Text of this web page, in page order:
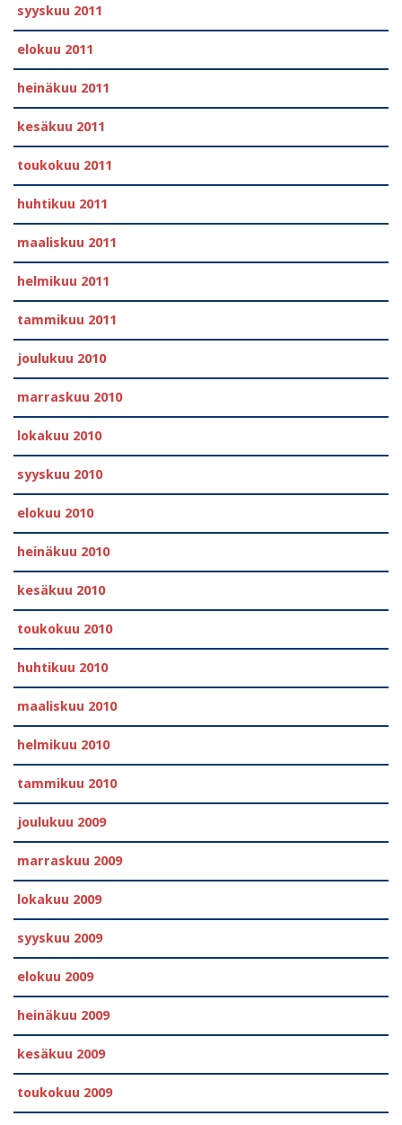
syyskuu 2011
elokuu 2011
heinäkuu 2011
kesäkuu 2011
toukokuu 2011
huhtikuu 2011
maaliskuu 2011
helmikuu 2011
tammikuu 2011
joulukuu 2010
marraskuu 2010
lokakuu 2010
syyskuu 2010
elokuu 2010
heinäkuu 2010
kesäkuu 2010
toukokuu 2010
huhtikuu 2010
maaliskuu 2010
helmikuu 2010
tammikuu 2010
joulukuu 2009
marraskuu 2009
lokakuu 2009
syyskuu 2009
elokuu 2009
heinäkuu 2009
kesäkuu 2009
toukokuu 2009